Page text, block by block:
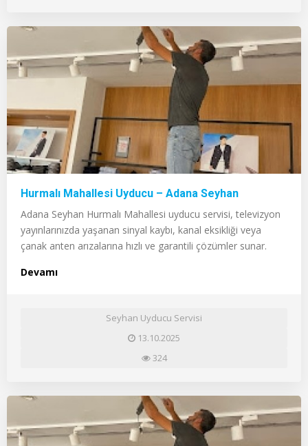
Hurmalı Mahallesi Uyducu – Adana Seyhan
Adana Seyhan Hurmalı Mahallesi uyducu servisi, televizyon
yayınlarınızda yaşanan sinyal kaybı, kanal eksikliği veya
çanak anten arızalarına hızlı ve garantili çözümler sunar.
Devamı
Seyhan Uyducu Servisi
13.10.2025
324